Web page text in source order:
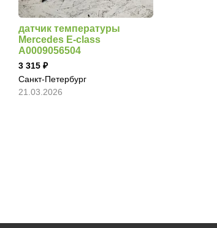
датчик температуры
Mercedes E-class
A0009056504
3 315
Санкт-Петербург
21.03.2026